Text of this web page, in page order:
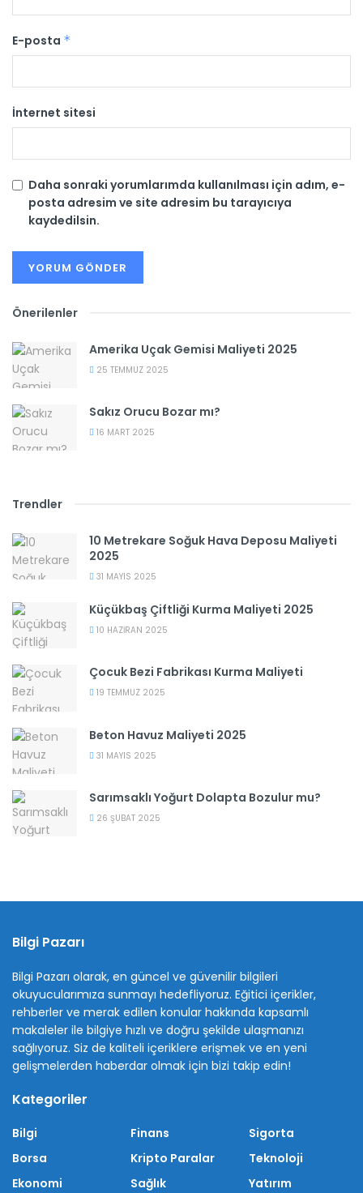
E-posta *
İnternet sitesi
Daha sonraki yorumlarımda kullanılması için adım, e-
posta adresim ve site adresim bu tarayıcıya
kaydedilsin.
Önerilenler
Amerika Uçak Gemisi Maliyeti 2025
25 TEMMUZ 2025
Sakız Orucu Bozar mı?
16 MART 2025
Trendler
10 Metrekare Soğuk Hava Deposu Maliyeti
2025
31 MAYIS 2025
Küçükbaş Çiftliği Kurma Maliyeti 2025
10 HAZIRAN 2025
Çocuk Bezi Fabrikası Kurma Maliyeti
19 TEMMUZ 2025
Beton Havuz Maliyeti 2025
31 MAYIS 2025
Sarımsaklı Yoğurt Dolapta Bozulur mu?
26 ŞUBAT 2025
Bilgi Pazarı
Bilgi Pazarı olarak, en güncel ve güvenilir bilgileri
okuyucularımıza sunmayı hedefliyoruz. Eğitici içerikler,
rehberler ve merak edilen konular hakkında kapsamlı
makaleler ile bilgiye hızlı ve doğru şekilde ulaşmanızı
sağlıyoruz. Siz de kaliteli içeriklere erişmek ve en yeni
gelişmelerden haberdar olmak için bizi takip edin!
Kategoriler
Bilgi
Borsa
Ekonomi
Finans
Kripto Paralar
Sağlık
Sigorta
Teknoloji
Yatırım